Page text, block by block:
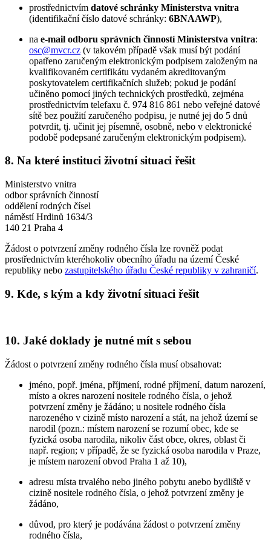
prostřednictvím datové schránky Ministerstva vnitra
(identifikační číslo datové schránky: 6BNAAWP),
na e-mail odboru správních činností Ministerstva vnitra:
osc@mvcr.cz (v takovém případě však musí být podání
opatřeno zaručeným elektronickým podpisem založeným na
kvalifikovaném certifikátu vydaném akreditovaným
poskytovatelem certifikačních služeb; pokud je podání
učiněno pomocí jiných technických prostředků, zejména
prostřednictvím telefaxu č. 974 816 861 nebo veřejné datové
sítě bez použití zaručeného podpisu, je nutné jej do 5 dnů
potvrdit, tj. učinit jej písemně, osobně, nebo v elektronické
podobě podepsané zaručeným elektronickým podpisem).
8. Na které instituci životní situaci řešit
Ministerstvo vnitra
odbor správních činností
oddělení rodných čísel
náměstí Hrdinů 1634/3
140 21 Praha 4
Žádost o potvrzení změny rodného čísla lze rovněž podat
prostřednictvím kteréhokoliv obecního úřadu na území České
republiky nebo zastupitelského úřadu České republiky v zahraničí.
9. Kde, s kým a kdy životní situaci řešit
10. Jaké doklady je nutné mít s sebou
Žádost o potvrzení změny rodného čísla musí obsahovat:
jméno, popř. jména, příjmení, rodné příjmení, datum narození,
místo a okres narození nositele rodného čísla, o jehož
potvrzení změny je žádáno; u nositele rodného čísla
narozeného v cizině místo narození a stát, na jehož území se
narodil (pozn.: místem narození se rozumí obec, kde se
fyzická osoba narodila, nikoliv část obce, okres, oblast či
např. region; v případě, že se fyzická osoba narodila v Praze,
je místem narození obvod Praha 1 až 10),
adresu místa trvalého nebo jiného pobytu anebo bydliště v
cizině nositele rodného čísla, o jehož potvrzení změny je
žádáno,
důvod, pro který je podávána žádost o potvrzení změny
rodného čísla,